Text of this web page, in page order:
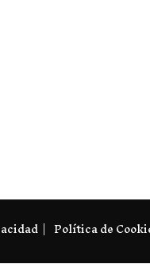
Política de